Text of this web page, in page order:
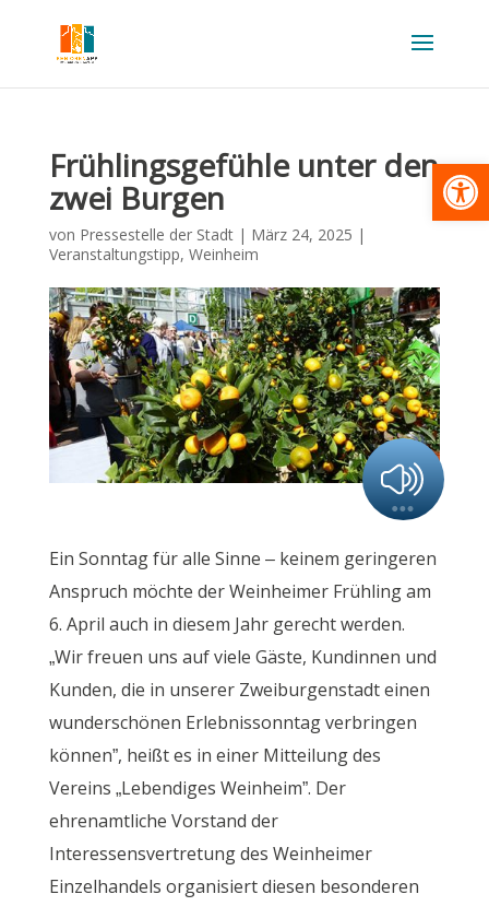
Frühlingsgefühle unter den
zwei Burgen
von Pressestelle der Stadt| März 24, 2025 |
Veranstaltungstipp, Weinheim
Ein Sonntag für alle Sinne – keinem geringeren
Anspruch möchte der Weinheimer Frühling am
6. April auch in diesem Jahr gerecht werden.
„Wir freuen uns auf viele Gäste, Kundinnen und
Kunden, die in unserer Zweiburgenstadt einen
wunderschönen Erlebnissonntag verbringen
können”, heißt es in einer Mitteilung des
Vereins „Lebendiges Weinheim”. Der
ehrenamtliche Vorstand der
Interessensvertretung des Weinheimer
Einzelhandels organisiert diesen besonderen